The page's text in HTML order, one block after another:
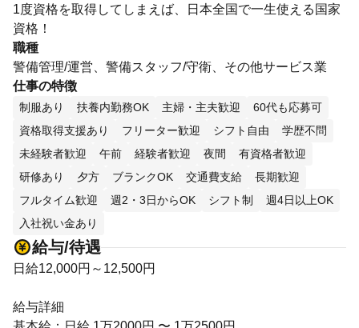
1度資格を取得してしまえば、日本全国で一生使える国家
資格！
職種
警備管理/運営、警備スタッフ/守衛、その他サービス業
仕事の特徴
制服あり 扶養内勤務OK 主婦・主夫歓迎
60代も応募可
資格取得支援あり
フリーター歓迎 シフト自由
学歴不問
未経験者歓迎
午前 経験者歓迎 夜間
有資格者歓迎
研修あり
夕方 ブランクOK 交通費支給
長期歓迎
フルタイム歓迎
週2・3日からOK シフト制
週4日以上OK
入社祝い金あり
給与/待遇
日給12,000円～12,500円
給与詳細